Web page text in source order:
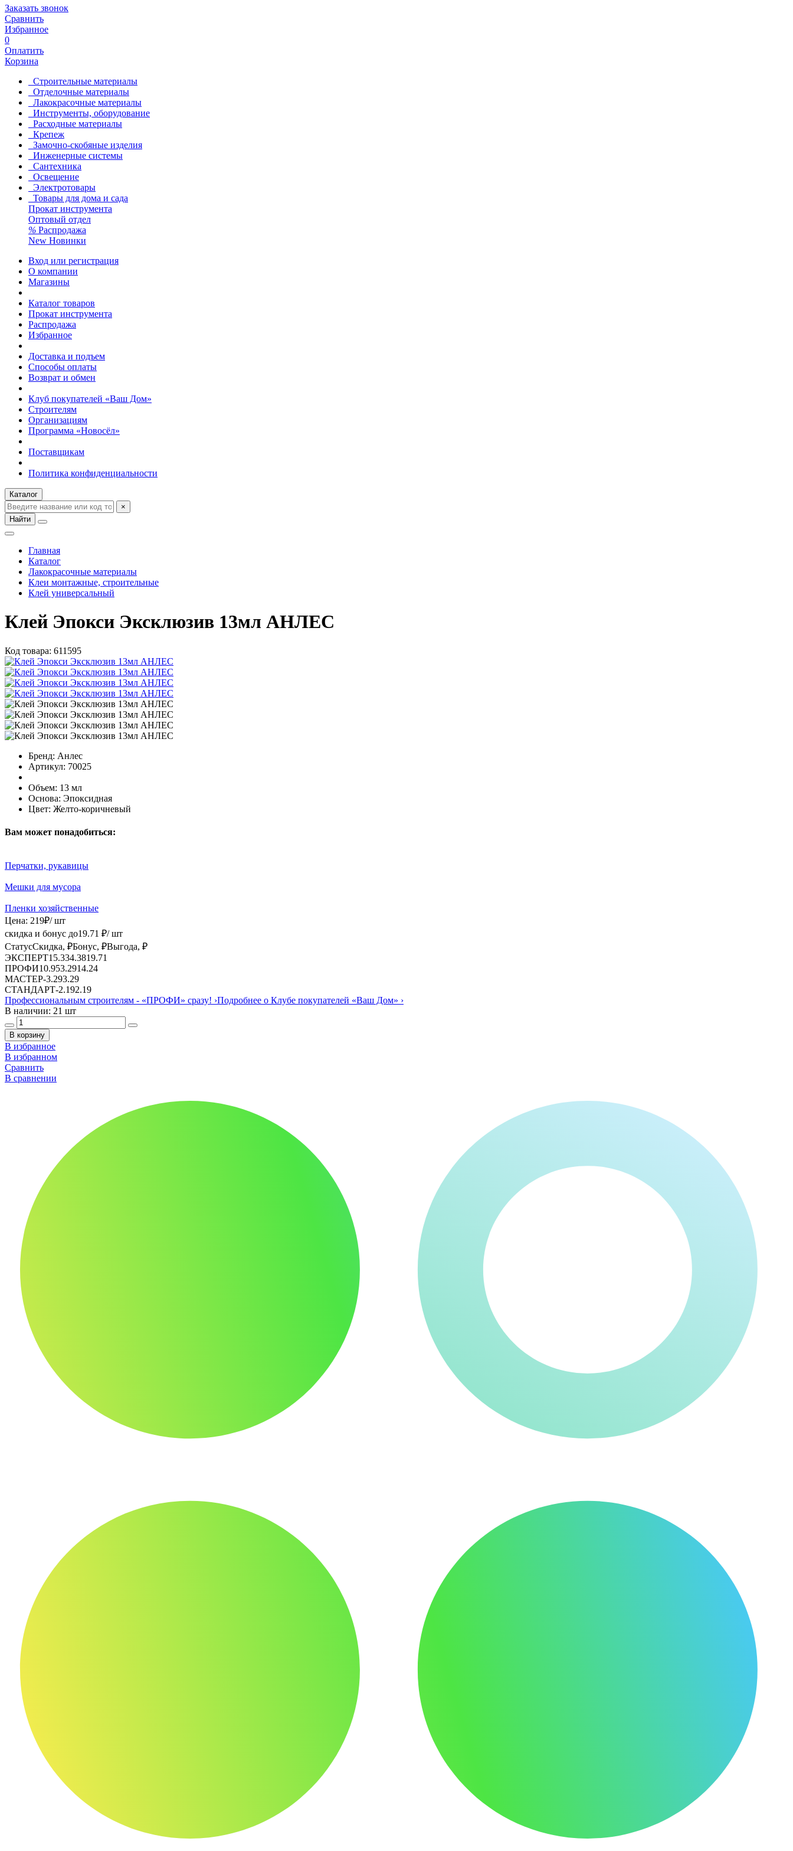
Заказать звонок
Сравнить
Избранное
0
Оплатить
Корзина
Строительные материалы
Отделочные материалы
Лакокрасочные материалы
Инструменты, оборудование
Расходные материалы
Крепеж
Замочно-скобяные изделия
Инженерные системы
Сантехника
Освещение
Электротовары
Товары для дома и сада
Прокат инструмента
Оптовый отдел
% Распродажа
New Новинки
Вход или регистрация
О компании
Магазины
Каталог товаров
Прокат инструмента
Распродажа
Избранное
Доставка и подъем
Способы оплаты
Возврат и обмен
Клуб покупателей «Ваш Дом»
Строителям
Организациям
Программа «Новосёл»
Поставщикам
Политика конфиденциальности
Каталог
×
Найти
Главная
Каталог
Лакокрасочные материалы
Клеи монтажные, строительные
Клей универсальный
Клей Эпокси Эксклюзив 13мл АНЛЕС
Код товара: 611595
Бренд: Анлес
Артикул: 70025
Объем: 13 мл
Основа: Эпоксидная
Цвет: Желто-коричневый
Вам может понадобиться:
Перчатки, рукавицы
Мешки для мусора
Пленки хозяйственные
Цена: 219₽/ шт
скидка и бонус до19.71 ₽/ шт
СтатусСкидка, ₽Бонус, ₽Выгода, ₽
ЭКСПЕРТ15.334.3819.71
ПРОФИ10.953.2914.24
МАСТЕР-3.293.29
СТАНДАРТ-2.192.19
Профессиональным строителям - «ПРОФИ» сразу! ›Подробнее о Клубе покупателей «Ваш Дом» ›
В наличии: 21 шт
В корзину
В избранное
В избранном
Сравнить
В сравнении